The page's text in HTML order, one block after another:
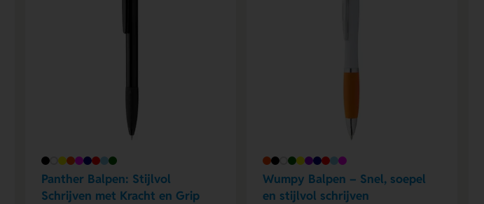
Panther Balpen: Stijlvol
Schrijven met Kracht en Grip
Wumpy Balpen – Snel, soepel
en stijlvol schrijven